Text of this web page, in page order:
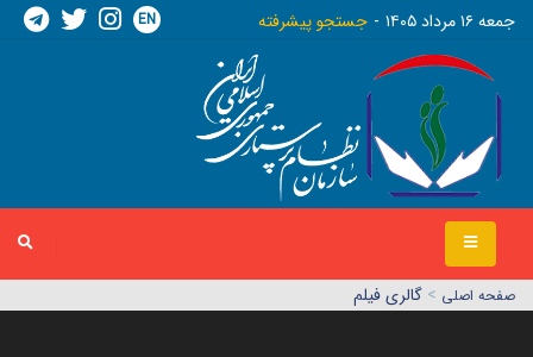
جمعه ١٦ مرداد ١٤٠٥ جستجو پیشرفته EN
صفحه اصلي > گالری فیلم